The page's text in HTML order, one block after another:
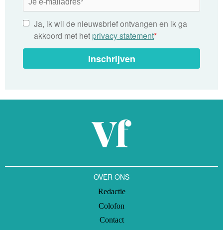
Ja, ik wil de nieuwsbrief ontvangen en ik ga
akkoord met het privacy statement*
Inschrijven
OVER ONS
Redactie
Colofon
Contact